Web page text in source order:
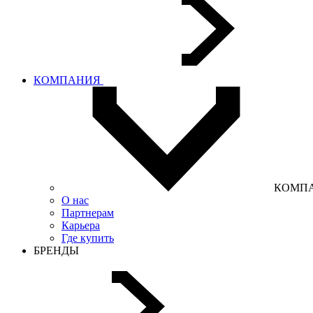
КОМПАНИЯ
О нас
Партнерам
Карьера
Где купить
БРЕНДЫ